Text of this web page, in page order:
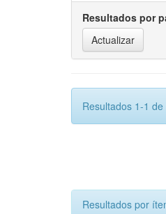
Resultados por
Resultados 1-1 de
Resultados por